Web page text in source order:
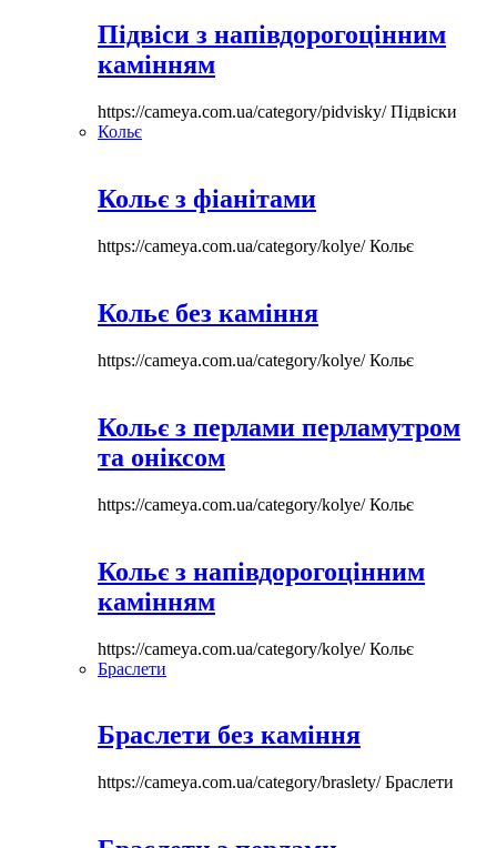
Підвіси з напівдорогоцінним
камінням
https://cameya.com.ua/category/pidvisky/Підвіски
Кольє
Кольє з фіанітами
https://cameya.com.ua/category/kolye/Кольє
Кольє без каміння
https://cameya.com.ua/category/kolye/Кольє
Кольє з перлами перламутром
та оніксом
https://cameya.com.ua/category/kolye/Кольє
Кольє з напівдорогоцінним
камінням
https://cameya.com.ua/category/kolye/Кольє
Браслети
Браслети без каміння
https://cameya.com.ua/category/braslety/Браслети